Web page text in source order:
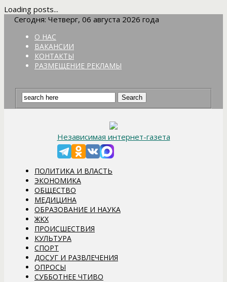
Loading posts...
Сегодня: Четверг, 06 августа 2026 года
О НАС
ВАКАНСИИ
КОНТАКТЫ
РАЗМЕЩЕНИЕ РЕКЛАМЫ
Независимая интернет-газета
ПОЛИТИКА И ВЛАСТЬ
ЭКОНОМИКА
ОБЩЕСТВО
МЕДИЦИНА
ОБРАЗОВАНИЕ И НАУКА
ЖКХ
ПРОИСШЕСТВИЯ
КУЛЬТУРА
СПОРТ
ДОСУГ И РАЗВЛЕЧЕНИЯ
ОПРОСЫ
СУББОТНЕЕ ЧТИВО